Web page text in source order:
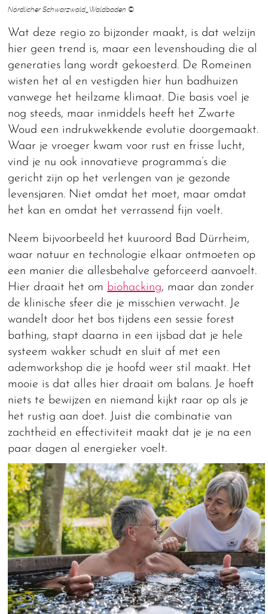
Nördlicher Schwarzwald_Waldbaden ©
Wat deze regio zo bijzonder maakt, is dat welzijn
hier geen trend is, maar een levenshouding die al
generaties lang wordt gekoesterd. De Romeinen
wisten het al en vestigden hier hun badhuizen
vanwege het heilzame klimaat. Die basis voel je
nog steeds, maar inmiddels heeft het Zwarte
Woud een indrukwekkende evolutie doorgemaakt.
Waar je vroeger kwam voor rust en frisse lucht,
vind je nu ook innovatieve programma’s die
gericht zijn op het verlengen van je gezonde
levensjaren. Niet omdat het moet, maar omdat
het kan en omdat het verrassend fijn voelt.
Neem bijvoorbeeld het kuuroord Bad Dürrheim,
waar natuur en technologie elkaar ontmoeten op
een manier die allesbehalve geforceerd aanvoelt.
Hier draait het om biohacking, maar dan zonder
de klinische sfeer die je misschien verwacht. Je
wandelt door het bos tijdens een sessie forest
bathing, stapt daarna in een ijsbad dat je hele
systeem wakker schudt en sluit af met een
ademworkshop die je hoofd weer stil maakt. Het
mooie is dat alles hier draait om balans. Je hoeft
niets te bewijzen en niemand kijkt raar op als je
het rustig aan doet. Juist die combinatie van
zachtheid en effectiviteit maakt dat je je na een
paar dagen al energieker voelt.